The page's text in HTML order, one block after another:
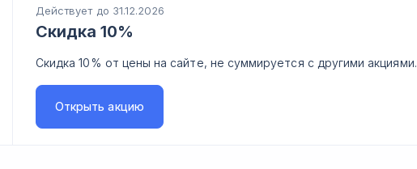
Действует до 31.12.2026
Скидка 10%
Скидка 10% от цены на сайте, не суммируется с другими акциями.
Открытьакцию